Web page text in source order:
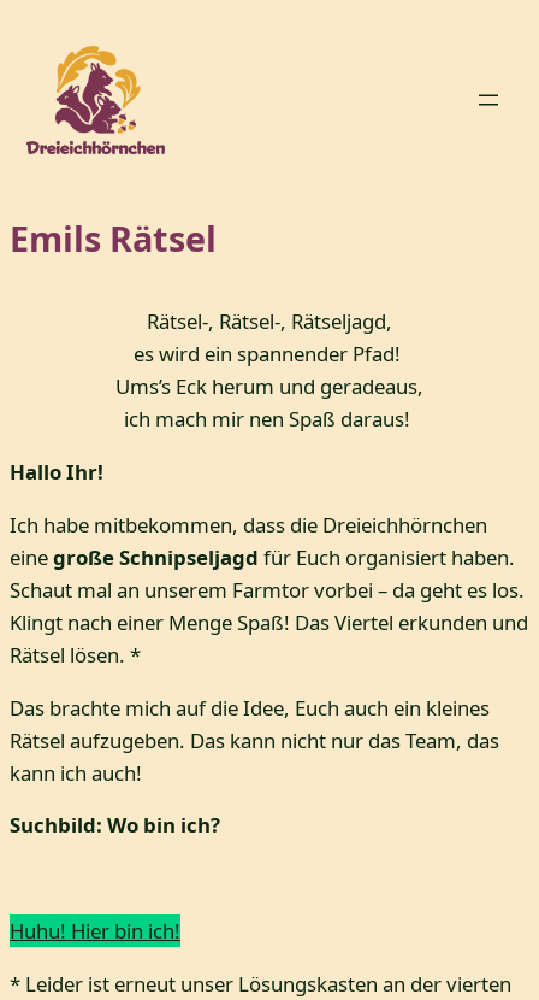
Inhalt
springen
Emils Rätsel
Rätsel-, Rätsel-, Rätseljagd,
es wird ein spannender Pfad!
Ums’s Eck herum und geradeaus,
ich mach mir nen Spaß daraus!
Hallo Ihr!
Ich habe mitbekommen, dass die Dreieichhörnchen
einegroße Schnipseljagd für Euch organisiert haben.
Schaut mal an unserem Farmtor vorbei – da geht es los.
Klingt nach einer Menge Spaß! Das Viertel erkunden und
Rätsel lösen. *
Das brachte mich auf die Idee, Euch auch ein kleines
Rätsel aufzugeben. Das kann nicht nur das Team, das
kann ich auch!
Suchbild: Wo bin ich?
Huhu! Hier bin ich!
* Leider ist erneut unser Lösungskasten an der vierten